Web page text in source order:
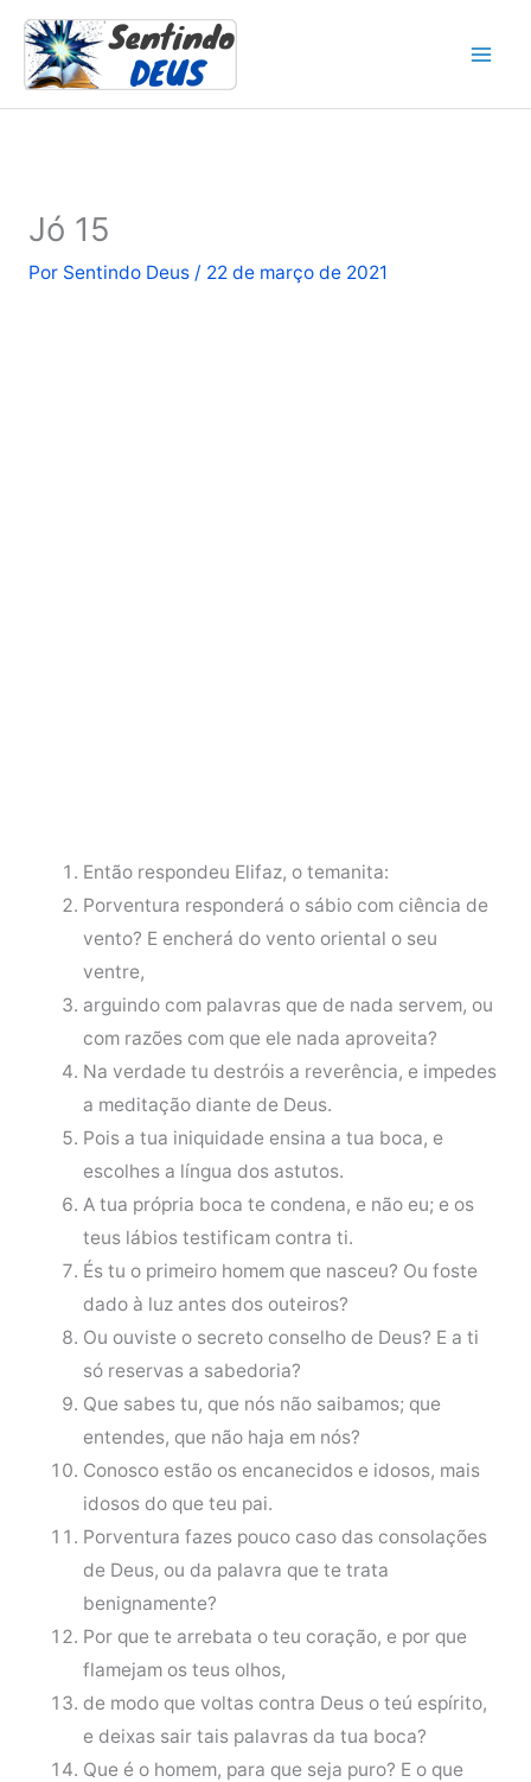
para
conteúdo
Jó 15
Por Sentindo Deus / 22 de março de 2021
Então respondeu Elifaz, o temanita:
Porventura responderá o sábio com ciência de
vento? E encherá do vento oriental o seu
ventre,
arguindo com palavras que de nada servem, ou
com razões com que ele nada aproveita?
Na verdade tu destróis a reverência, e impedes
a meditação diante de Deus.
Pois a tua iniquidade ensina a tua boca, e
escolhes a língua dos astutos.
A tua própria boca te condena, e não eu; e os
teus lábios testificam contra ti.
És tu o primeiro homem que nasceu? Ou foste
dado à luz antes dos outeiros?
Ou ouviste o secreto conselho de Deus? E a ti
só reservas a sabedoria?
Que sabes tu, que nós não saibamos; que
entendes, que não haja em nós?
Conosco estão os encanecidos e idosos, mais
idosos do que teu pai.
Porventura fazes pouco caso das consolações
de Deus, ou da palavra que te trata
benignamente?
Por que te arrebata o teu coração, e por que
flamejam os teus olhos,
de modo que voltas contra Deus o teú espírito,
e deixas sair tais palavras da tua boca?
Que é o homem, para que seja puro? E o que